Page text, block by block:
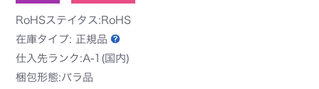
RoHSステイタス:RoHS
在庫タイプ: 正規品
仕入先ランク:A-1(国内)
梱包形態:バラ品